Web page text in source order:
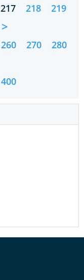
217 218
219
>
260 270
280
400